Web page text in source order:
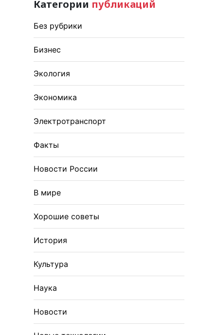
Категории публикаций
Без рубрики
Бизнес
Экология
Экономика
Электротранспорт
Факты
Новости России
В мире
Хорошие советы
История
Культура
Наука
Новости